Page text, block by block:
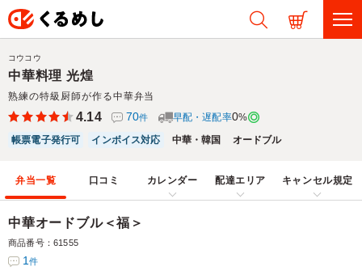
中華料理 光煌
熟練の特級厨師が作る中華弁当
コウコウ
4.14 70件 早配・遅配率0%
帳票電子発行可
インボイス対応 中華・韓国 オードブル
弁当一覧 口コミ カレンダー 配達エリア キャンセル規定
中華オードブル＜福＞
商品番号：61555
1件